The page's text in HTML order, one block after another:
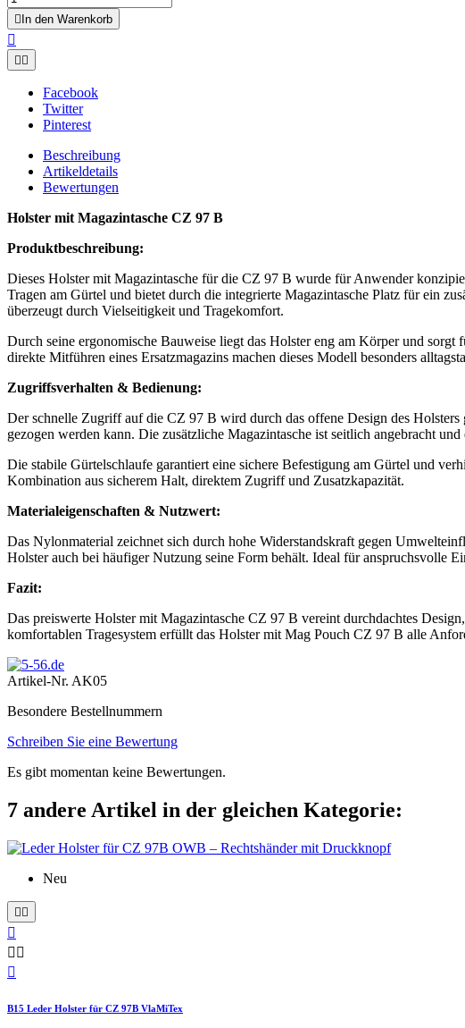
In den Warenkorb


Facebook
Twitter
Pinterest
Beschreibung
Artikeldetails
Bewertungen
Holster mit Magazintasche CZ 97 B
Produktbeschreibung:
Dieses Holster mit Magazintasche für die CZ 97 B wurde für Anwender
Tragen am Gürtel und bietet durch die integrierte Magazintasche Platz für ein
überzeugt durch Vielseitigkeit und Tragekomfort.
Durch seine ergonomische Bauweise liegt das Holster eng am Körper und
direkte Mitführen eines Ersatzmagazins machen dieses Modell besonders
Zugriffsverhalten & Bedienung:
Der schnelle Zugriff auf die CZ 97 B wird durch das offene Design des
gezogen werden kann. Die zusätzliche Magazintasche ist seitlich angebracht
Die stabile Gürtelschlaufe garantiert eine sichere Befestigung am Gürtel und
Kombination aus sicherem Halt, direktem Zugriff und Zusatzkapazität.
Materialeigenschaften & Nutzwert:
Das Nylonmaterial zeichnet sich durch hohe Widerstandskraft gegen
Holster auch bei häufiger Nutzung seine Form behält. Ideal für anspruchsvolle
Fazit:
Das preiswerte Holster mit Magazintasche CZ 97 B vereint durchdachtes
komfortablen Tragesystem erfüllt das Holster mit Mag Pouch CZ 97 B alle
Artikel-Nr. AK05
Besondere Bestellnummern
Schreiben Sie eine Bewertung
Es gibt momentan keine Bewertungen.
7 andere Artikel in der gleichen Kategorie:
Neu


 

B15 Leder Holster für CZ 97B VlaMiTex